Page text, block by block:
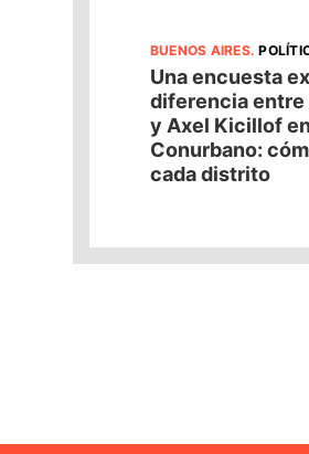
BUENOS AIRES.
Una encuesta
diferencia entre
y Axel Kicillof
Conurbano:
cada distrito